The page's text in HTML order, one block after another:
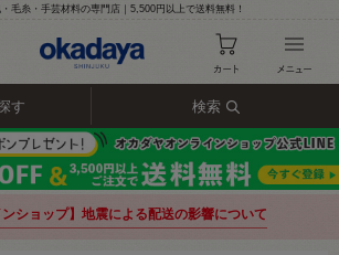
毛糸・手芸材料の専門店｜5,500円以上で送料無料！
す 検索
ンショップ】地震による配送の影響について